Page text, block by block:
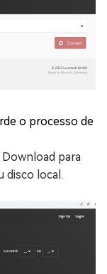
o processo de
para
disco local.